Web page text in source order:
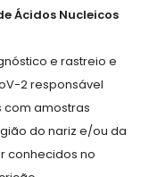
Ácidos Nucleicos
e rastreio e
2 responsável
com amostras
do nariz e/ou da
conhecidos no